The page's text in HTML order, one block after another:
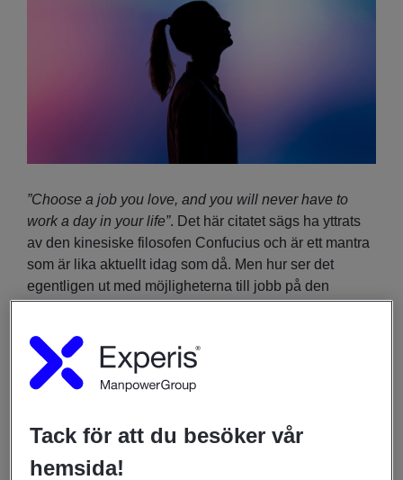
”Choose a job you love, and you will never have to
work a day in your life”. Det här citatet sägs ha yttrats
av den kinesiske filosofen Confucius och är ett mantra
som är lika aktuellt idag som då. Men hur ser det
egentligen ut med möjligheterna till jobb på den
förutsättningar att få jobb?
Vi har gått igenomArbetsförmedlingens senaste
ser ljust ut för, baserat på Arbetsförmedlingens siffror
och underlag!
Tack för att du besöker vår
hemsida!